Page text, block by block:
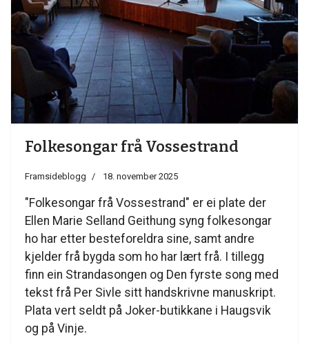
Folkesongar frå Vossestrand
Framsideblogg 18. november 2025
"Folkesongar frå Vossestrand" er ei plate der
Ellen Marie Selland Geithung syng folkesongar
ho har etter besteforeldra sine, samt andre
kjelder frå bygda som ho har lært frå. I tillegg
finn ein Strandasongen og Den fyrste song med
tekst frå Per Sivle sitt handskrivne manuskript.
Plata vert seldt på Joker-butikkane i Haugsvik
og på Vinje.